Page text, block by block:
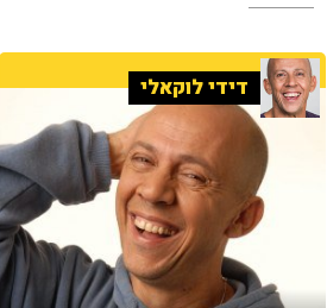
דידי לוקאלי